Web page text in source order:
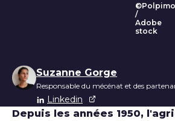
/
Adobe
stock
Liste des auteurs
Suzanne Gorge
Responsable du mécénat et des
Linkedin
Depuis les années 1950,